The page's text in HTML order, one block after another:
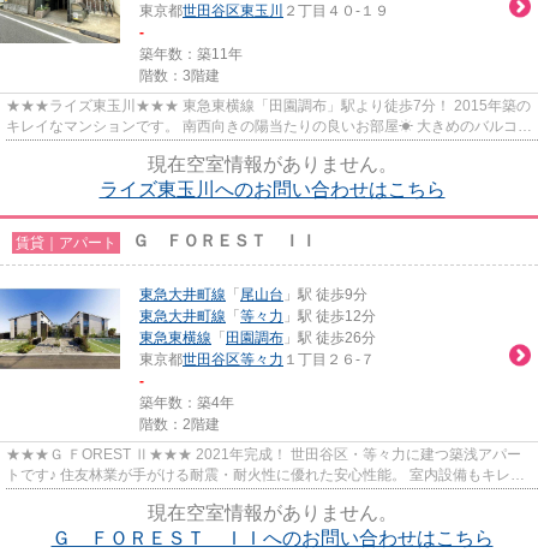
東京都世田谷区東玉川 ２丁目４０-１９
-
築年数：築11年
階数：3階建
★★★ライズ東玉川★★★ 東急東横線「田園調布」駅より徒歩7分！ 2015年築の
キレイなマンションです。 南西向きの陽当たりの良いお部屋☀ 大きめのバルコニ
現在空室情報がありません。
ライズ東玉川へのお問い合わせはこちら
賃貸｜アパート Ｇ ＦＯＲＥＳＴ ＩＩ
東急大井町線 「 尾山台 」駅 徒歩9分
東急大井町線 「 等々力 」駅 徒歩12分
東急東横線 「 田園調布 」駅 徒歩26分
東京都世田谷区等々力 １丁目２６-７
-
築年数：築4年
階数：2階建
★★★Ｇ ＦOREST Ⅱ★★★ 2021年完成！ 世田谷区・等々力に建つ築浅アパー
トです♪ 住友林業が手がける耐震・耐火性に優れた安心性能。 室内設備もキレイ
現在空室情報がありません。
Ｇ ＦＯＲＥＳＴ ＩＩへのお問い合わせはこちら